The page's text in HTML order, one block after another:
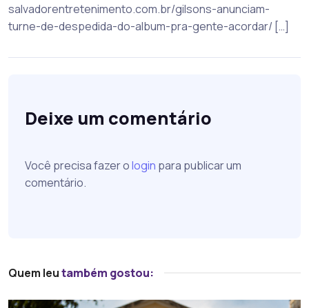
salvadorentretenimento.com.br/gilsons-anunciam-
turne-de-despedida-do-album-pra-gente-acordar/ […]
Deixe um comentário
Você precisa fazer ologin para publicar um
comentário.
Quem leutambém gostou: